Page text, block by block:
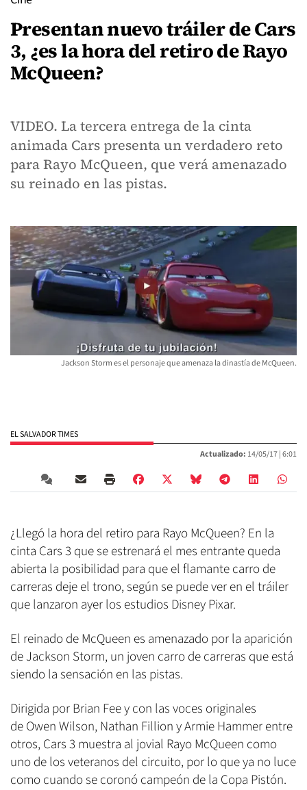
Presentan nuevo tráiler de Cars
3, ¿es la hora del retiro de Rayo
McQueen?
VIDEO. La tercera entrega de la cinta
animada Cars presenta un verdadero reto
para Rayo McQueen, que verá amenazado
su reinado en las pistas.
Jackson Storm es el personaje que amenaza la dinastía de McQueen.
EL SALVADOR TIMES
Actualizado: 14/05/17 |6:01
¿Llegó la hora del retiro para Rayo McQueen? En la
cinta Cars 3 que se estrenará el mes entrante queda
abierta la posibilidad para que el flamante carro de
carreras deje el trono, según se puede ver en el tráiler
que lanzaron ayer los estudios Disney Pixar.
El reinado de McQueen es amenazado por la aparición
de Jackson Storm, un joven carro de carreras que está
siendo la sensación en las pistas.
Dirigida por Brian Fee y con las voces originales
de Owen Wilson, Nathan Fillion y Armie Hammer entre
otros, Cars 3 muestra al jovial Rayo McQueen como
uno de los veteranos del circuito, por lo que ya no luce
como cuando se coronó campeón de la Copa Pistón.